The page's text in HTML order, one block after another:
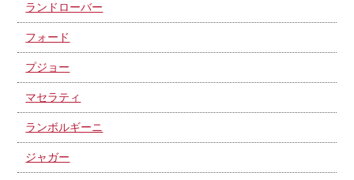
ランドローバー
フォード
プジョー
マセラティ
ランボルギーニ
ジャガー